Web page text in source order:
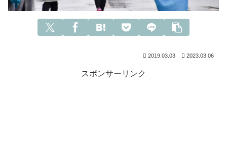
2019.03.03 2023.03.06
スポンサーリンク